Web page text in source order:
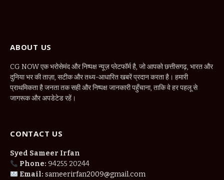
ABOUT US
CG NOW एक भरोसेमंद और निष्पक्ष न्यूज़ प्लेटफॉर्म है, जो आपको छत्तीसगढ़, भारत और
दुनिया भर की ताज़ा, सटीक और तथ्य-आधारित खबरें प्रदान करता है। हमारी
प्राथमिकता है जनता तक सही और निष्पक्ष जानकारी पहुँचाना, ताकि वे हर पहलू से
जागरूक और अपडेटेड रहें।
CONTACT US
Syed Sameer Irfan
Phone: 94255 20244
Email: sameerirfan2009@gmail.com